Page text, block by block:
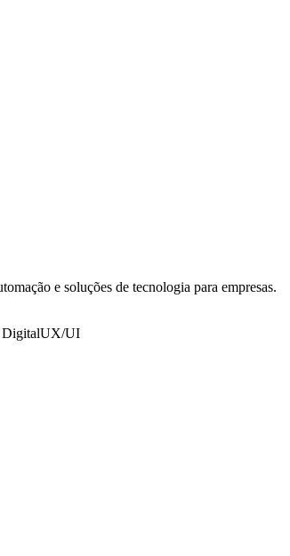
e soluções de tecnologia para empresas.
UX/UI